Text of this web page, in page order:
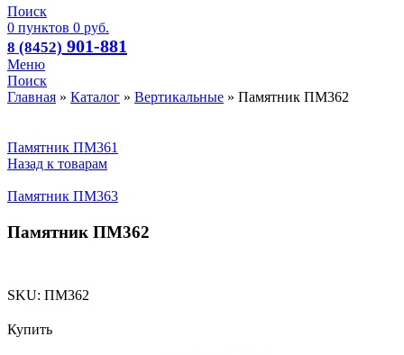
Поиск
0 пунктов 0 руб.
8 (8452) 901-881
Меню
Поиск
Главная » Каталог » Вертикальные » Памятник ПМ362
Памятник ПМ361
Назад к товарам
Памятник ПМ363
Памятник ПМ362
SKU: ПМ362
Купить